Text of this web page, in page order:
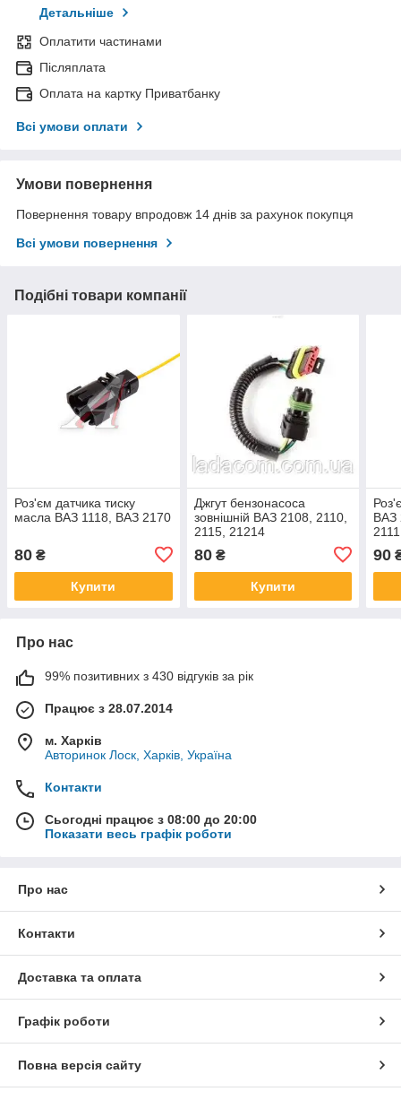
Детальніше
Оплатити частинами
Післяплата
Оплата на картку Приватбанку
Всі умови оплати
Умови повернення
Повернення товару впродовж 14 днів за рахунок покупця
Всі умови повернення
Подібні товари компанії
Роз'єм датчика тиску
масла ВАЗ 1118, ВАЗ 2170
80 ₴
Купити
Джгут бензонасоса
зовнішній ВАЗ 2108, 2110,
2115, 21214
80₴
Купити
ВАЗ
90
Про нас
99% позитивних з 430 відгуків за рік
Працює з 28.07.2014
м. Харків
Авторинок Лоск, Харків, Україна
Контакти
Сьогодні працює з 08:00 до 20:00
Показати весь графік роботи
Про нас
Контакти
Доставка та оплата
Графік роботи
Повна версія сайту